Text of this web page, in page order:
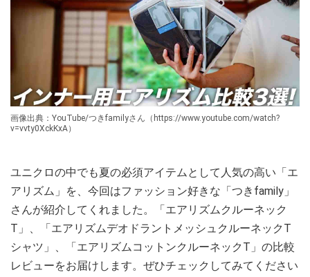
画像出典：YouTube/つきfamilyさん（https://www.youtube.com/watch?
v=vvty0XckKxA）
ユニクロの中でも夏の必須アイテムとして人気の高い「エ
アリズム」を、今回はファッション好きな「つきfamily」
さんが紹介してくれました。「エアリズムクルーネック
T」、「エアリズムデオドラントメッシュクルーネックT
シャツ」、「エアリズムコットンクルーネックT」の比較
レビューをお届けします。ぜひチェックしてみてください